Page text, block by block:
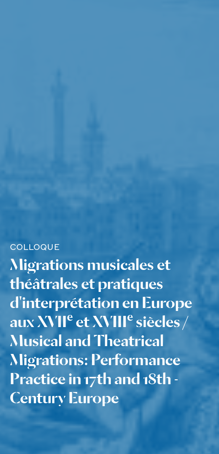
COLLOQUE
Migrations musicales et
théâtrales et pratiques
d'interprétation en Europe
aux XVIIe et XVIIIe siècles /
Musical and Theatrical
Migrations: Performance
Practice in 17th and 18th -
Century Europe